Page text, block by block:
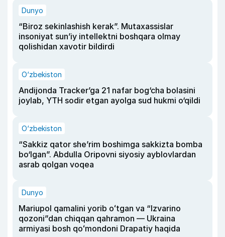
Dunyo
“Biroz sekinlashish kerak”. Mutaxassislar
insoniyat sun’iy intellektni boshqara olmay
qolishidan xavotir bildirdi
O‘zbekiston
Andijonda Tracker’ga 21 nafar bog‘cha bolasini
joylab, YTH sodir etgan ayolga sud hukmi o‘qildi
O‘zbekiston
“Sakkiz qator she’rim boshimga sakkizta bomba
bo‘lgan”. Abdulla Oripovni siyosiy ayblovlardan
asrab qolgan voqea
Dunyo
Mariupol qamalini yorib oʻtgan va “Izvarino
qozoni”dan chiqqan qahramon — Ukraina
armiyasi bosh qoʻmondoni Drapatiy haqida